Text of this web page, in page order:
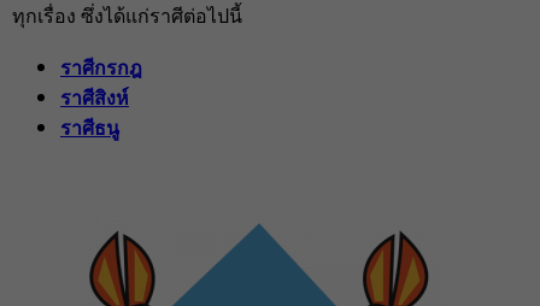
ทุกเรื่อง ซึ่งได้แก่ราศีต่อไปนี้
ราศีกรกฎ
ราศีสิงห์
ราศีธนู